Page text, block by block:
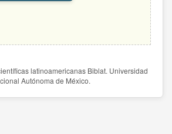
latinoamericanas Biblat. Universidad
Autónoma de México.